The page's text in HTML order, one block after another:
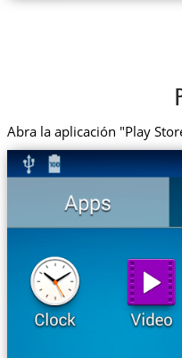
Abra la aplicación "Play